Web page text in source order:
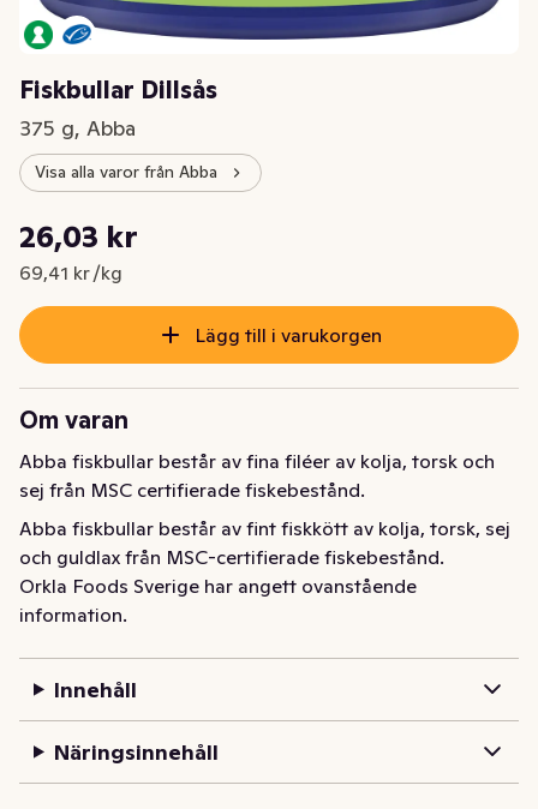
Fiskbullar Dillsås
375 g, Abba
Visa alla varor från Abba
Nuvarande pris är: 26,03 kr
26,03 kr
69,41 kr /kg
Styckpris: 69,41 kr /kg
Lägg till i varukorgen
Om varan
Abba fiskbullar består av fina filéer av kolja, torsk och
sej från MSC certifierade fiskebestånd.
Abba fiskbullar består av fint fiskkött av kolja, torsk, sej
och guldlax från MSC-certifierade fiskebestånd.
Orkla Foods Sverige har angett ovanstående
information.
Innehåll
Näringsinnehåll